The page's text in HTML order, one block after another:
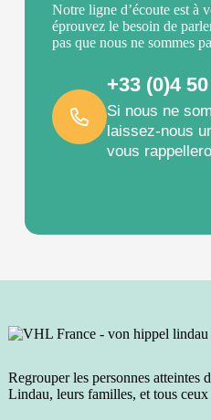
Notre ligne d’écoute est à
éprouvez le besoin de
pas que nous ne sommes
+33 (0)4
Si nous ne
laissez-nous
vous
Regrouper les personnes atteintes
Lindau, leurs familles, et tous ceux